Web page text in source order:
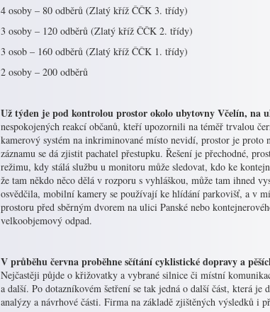
4 osoby – 80 odběrů (Zlatý kříž ČČK 3. třídy)
3 osoby – 120 odběrů (Zlatý kříž ČČK 2. třídy)
3 osob – 160 odběrů (Zlatý kříž ČČK 1. třídy)
2 osoby – 200 odběrů
Už týden je pod kontrolou prostor okolo ubytovny Včelín, na
nespokojených reakcí občanů, kteří upozornili na téměř trvalou
kamerový systém na inkriminované místo nevidí, prostor je
záznamu se dá zjistit pachatel přestupku. Řešení je přechodné,
režimu, kdy stálá službu u monitoru může sledovat, kdo ke
že tam někdo něco dělá v rozporu s vyhláškou, může tam ihned
osvědčila, mobilní kamery se používají ke hlídání parkovišť, a v
prostoru před sběrným dvorem na ulici Panské nebo
velkoobjemový odpad.
V průběhu června proběhne sčítání cyklistické dopravy a
Nejčastěji půjde o křižovatky a vybrané silnice či místní
a další. Po dotazníkovém šetření se tak jedná o další část, která
analýzy a návrhové části. Firma na základě zjištěných výsledků i